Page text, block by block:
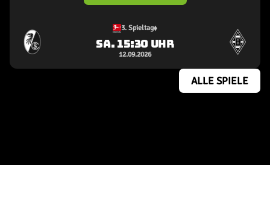
3. Spieltag
SA. 15:30 UHR
12.09.2026
ALLE SPIELE